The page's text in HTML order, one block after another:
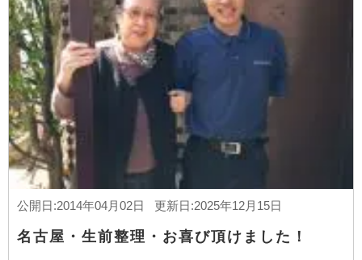
公開日:2014年04月02日 更新日:2025年12月15日
名古屋・生前整理・お喜び頂けました！